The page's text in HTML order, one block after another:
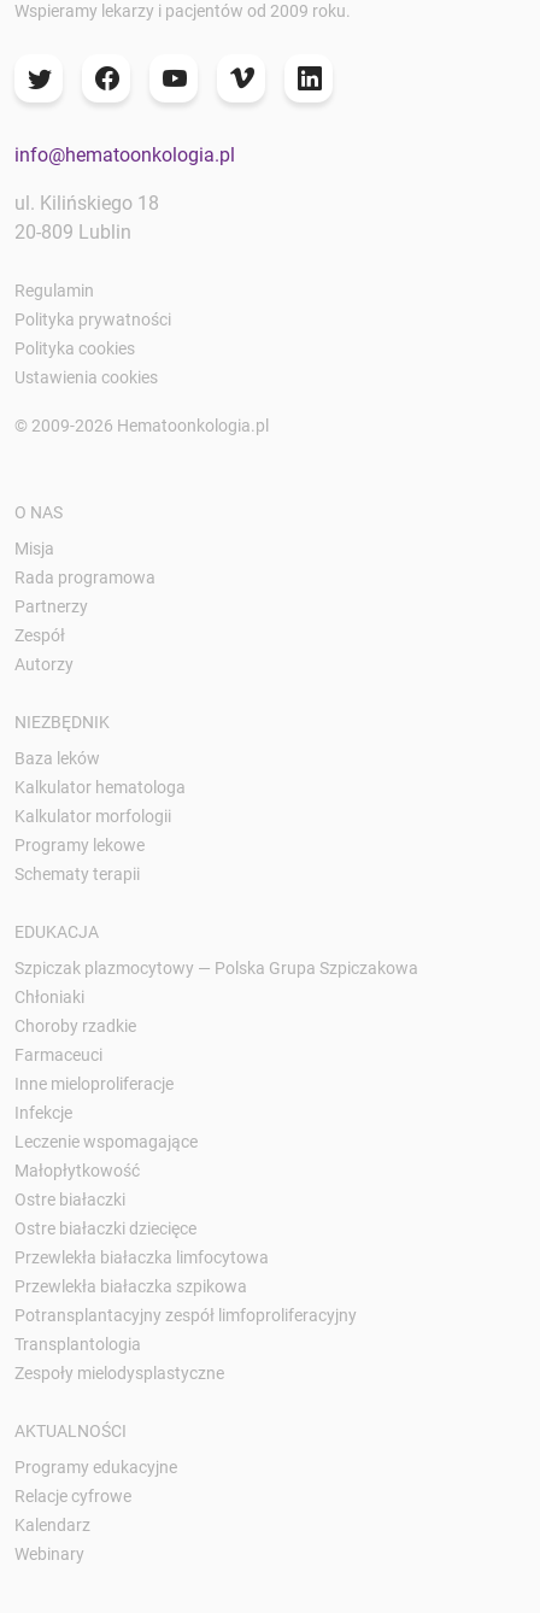
Wspieramy lekarzy i pacjentów od 2009 roku.
info@hematoonkologia.pl
ul. Kilińskiego 18
20-809 Lublin
Regulamin
Polityka prywatności
Polityka cookies
Ustawienia cookies
© 2009-2026 Hematoonkologia.pl
O NAS
Misja
Rada programowa
Partnerzy
Zespół
Autorzy
NIEZBĘDNIK
Baza leków
Kalkulator hematologa
Kalkulator morfologii
Programy lekowe
Schematy terapii
EDUKACJA
Szpiczak plazmocytowy — Polska Grupa Szpiczakowa
Chłoniaki
Choroby rzadkie
Farmaceuci
Inne mieloproliferacje
Infekcje
Leczenie wspomagające
Małopłytkowość
Ostre białaczki
Ostre białaczki dziecięce
Przewlekła białaczka limfocytowa
Przewlekła białaczka szpikowa
Potransplantacyjny zespół limfoproliferacyjny
Transplantologia
Zespoły mielodysplastyczne
AKTUALNOŚCI
Programy edukacyjne
Relacje cyfrowe
Kalendarz
Webinary